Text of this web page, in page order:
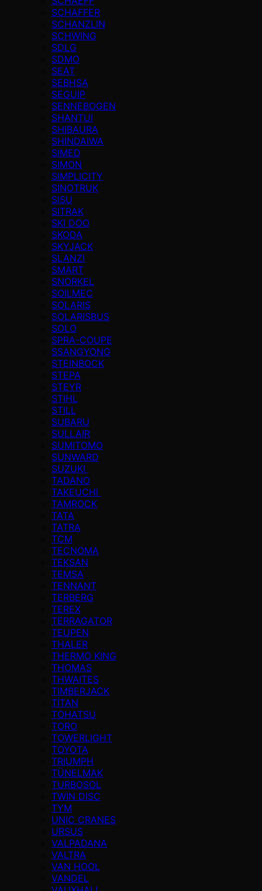
SCHAFFER
SCHANZLIN
SCHWING
SDLG
SDMO
SEAT
SEBHSA
SEGUIP
SENNEBOGEN
SHANTUI
SHIBAURA
SHINDAIWA
SIMED
SIMON
SIMPLICITY
SINOTRUK
SISU
SITRAK
SKI DOO
SKODA
SKYJACK
SLANZI
SMART
SNORKEL
SOILMEC
SOLARIS
SOLARISBUS
SOLO
SPRA-COUPE
SSANGYONG
STEINBOCK
STEPA
STEYR
STIHL
STILL
SUBARU
SULLAIR
SUMITOMO
SUNWARD
SUZUKI
TADANO
TAKEUCHI
TAMROCK
TATA
TATRA
TCM
TECNOMA
TEKSAN
TEMSA
TENNANT
TERBERG
TEREX
TERRAGATOR
TEUPEN
THALER
THERMO KING
THOMAS
THWAITES
TIMBERJACK
TİTAN
TOHATSU
TORO
TOWERLIGHT
TOYOTA
TRIUMPH
TÜNELMAK
TURBOSOL
TWIN DISC
TYM
UNIC CRANES
URSUS
VALPADANA
VALTRA
VAN HOOL
VANDEL